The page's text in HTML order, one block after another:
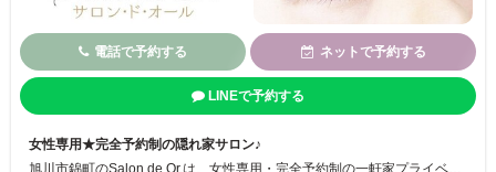
電話で予約する ネットで予約する
LINEで予約する
女性専用★完全予約制の隠れ家サロン♪